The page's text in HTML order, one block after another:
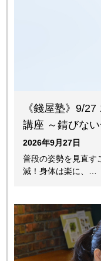
《錢屋塾》9/
講座 ～錆びな
2026年9月27日
普段の姿勢を見直す
減！身体は楽に、…